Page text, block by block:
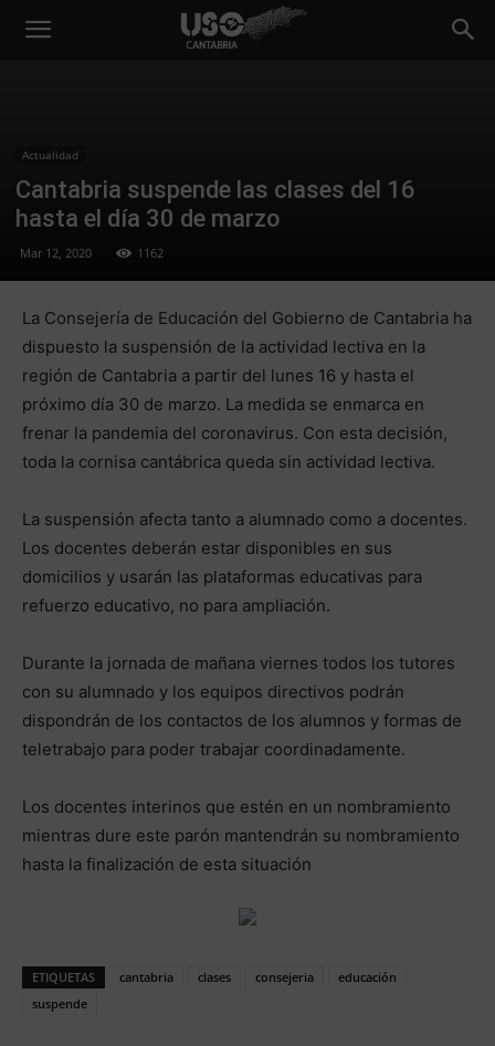
Actualidad
Cantabria suspende las clases del 16
hasta el día 30 de marzo
Mar 12, 2020 1162
La Consejería de Educación del Gobierno de Cantabria ha
dispuesto la suspensión de la actividad lectiva en la
región de Cantabria a partir del lunes 16 y hasta el
próximo día 30 de marzo. La medida se enmarca en
frenar la pandemia del coronavirus. Con esta decisión,
toda la cornisa cantábrica queda sin actividad lectiva.
La suspensión afecta tanto a alumnado como a docentes.
Los docentes deberán estar disponibles en sus
domicilios y usarán las plataformas educativas para
refuerzo educativo, no para ampliación.
Durante la jornada de mañana viernes todos los tutores
con su alumnado y los equipos directivos podrán
dispondrán de los contactos de los alumnos y formas de
teletrabajo para poder trabajar coordinadamente.
Los docentes interinos que estén en un nombramiento
mientras dure este parón mantendrán su nombramiento
hasta la finalización de esta situación
ETIQUETAS cantabria clases consejeria
educación
suspende